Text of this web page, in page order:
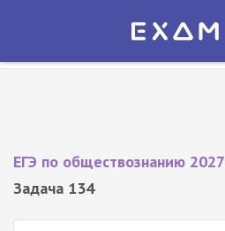
Экзамер — ЕГЭ 2027
ЕГЭ по обществознанию 2027
Задача 134